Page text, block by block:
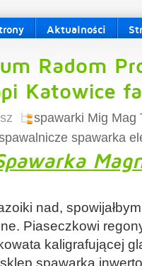
Aktualności
Radom
Katowice
spawarki Mig Mag
spawarka
nad,
Piaseczkowi
kaligrafującej
spawarka